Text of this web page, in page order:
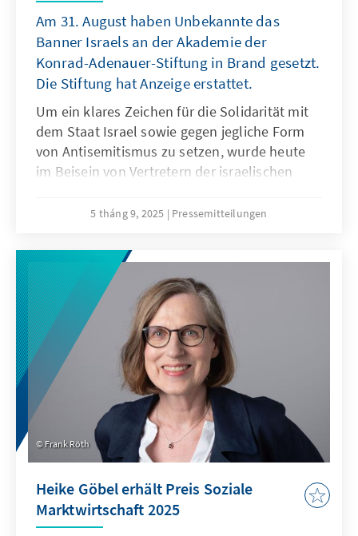
Am 31. August haben Unbekannte das
Banner Israels an der Akademie der
Konrad-Adenauer-Stiftung in Brand gesetzt.
Die Stiftung hat Anzeige erstattet.
Um ein klares Zeichen für die Solidarität mit
dem Staat Israel sowie gegen jegliche Form
von Antisemitismus zu setzen, wurde heute
im Beisein von Vertretern der israelischen
ein neues Banner an der Fassade angebracht.
5 tháng 9, 2025 Pressemitteilungen
Frank Röth
Heike Göbel erhält Preis Soziale
Marktwirtschaft 2025